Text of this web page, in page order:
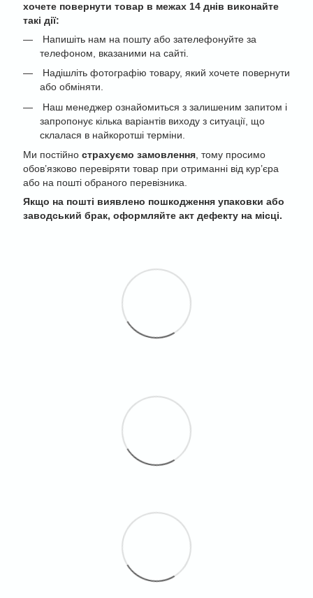
хочете повернути товар в межах 14 днів виконайте
такі дії:
Напишіть нам на пошту або зателефонуйте за
телефоном, вказаними на сайті.
Надішліть фотографію товару, який хочете повернути
або обміняти.
Наш менеджер ознайомиться з залишеним запитом і
запропонує кілька варіантів виходу з ситуації, що
склалася в найкоротші терміни.
Ми постійно страхуємо замовлення , тому просимо
обов’язково перевіряти товар при отриманні від кур’єра
або на пошті обраного перевізника.
Якщо на пошті виявлено пошкодження упаковки або
заводський брак, оформляйте акт дефекту на місці.